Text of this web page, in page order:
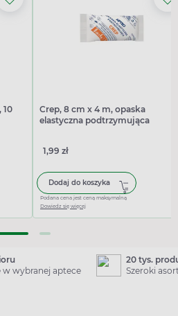
10
Crep, 8 cm x 4 m, opaska
elastyczna podtrzymująca
1,99 zł
Dodaj do koszyka
Podana cena jest ceną maksymalną
Dowiedz się więcej
wybranej aptece
20 tys.
Szeroki